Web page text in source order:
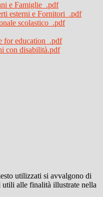
e Famiglie_.pdf
esterni e Fornitori_.pdf
scolastico_.pdf
for education_.pdf
con disabilità.pdf
utilizzati si avvalgono di
utili alle finalità illustrate nella